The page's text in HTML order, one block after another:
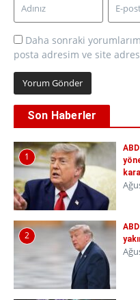
Daha sonraki
posta adresim ve site
Son Haberler
1
2